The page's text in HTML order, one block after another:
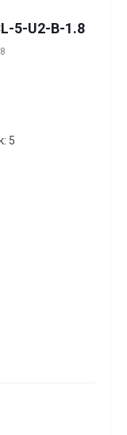
5-U2-B-1.8
5